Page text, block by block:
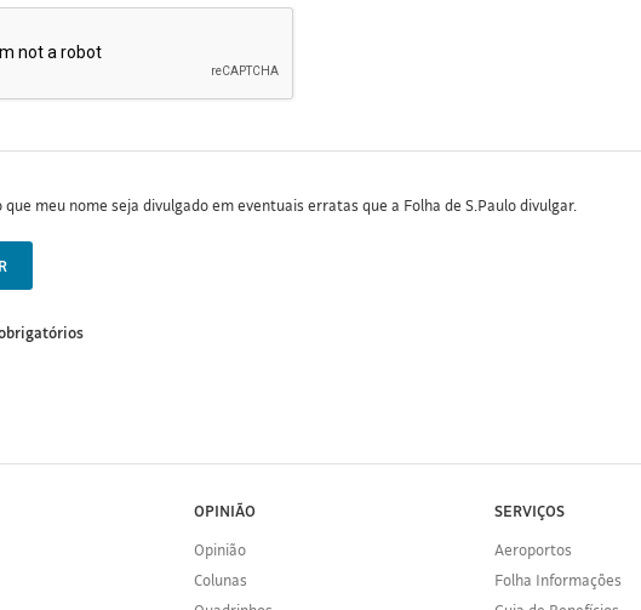
que meu nome seja divulgado em eventuais erratas que a Folha de S.Paulo divulgar.
OPINIÃO
Opinião
Colunas
SERVIÇOS
Aeroportos
Folha Informações